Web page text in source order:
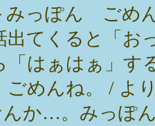
っぽん ごめん
出てくると「お
「はぁはぁ」す
めんね。 / よ
か…。みっぽ